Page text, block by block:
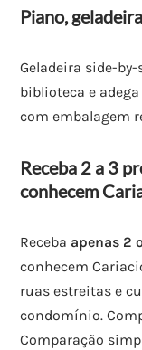
Piano,
Geladeira side-
biblioteca e
com embalagem
Receba 2 a 3
conhecem
Receba apenas 2
conhecem
ruas estreitas e
condomínio.
Comparação